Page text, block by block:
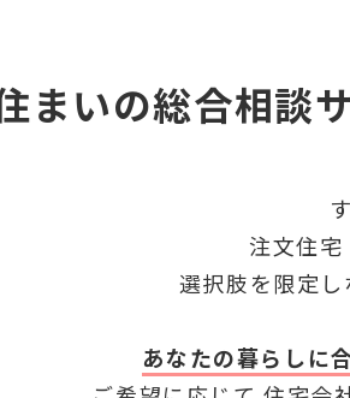
まいの総合相談
注文住
選択肢を限定
あなたの暮らしに